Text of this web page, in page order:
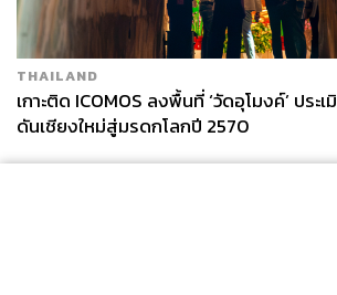
THAILAND
เกาะติด ICOMOS ลงพื้นที่ ‘วัดอุโมงค์’ ประ
ดันเชียงใหม่สู่มรดกโลกปี 2570